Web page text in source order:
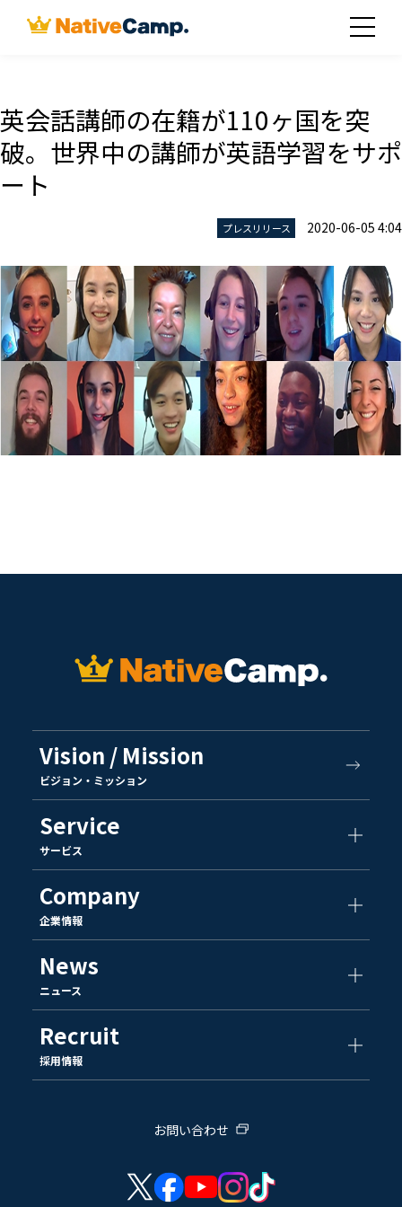
英会話講師の在籍が110ヶ国を突
破。世界中の講師が英語学習をサポ
ート
プレスリリース 2020-06-05 4:04
Vision / Mission
ビジョン・ミッション
Service
サービス
Company
企業情報
News
ニュース
Recruit
採用情報
お問い合わせ